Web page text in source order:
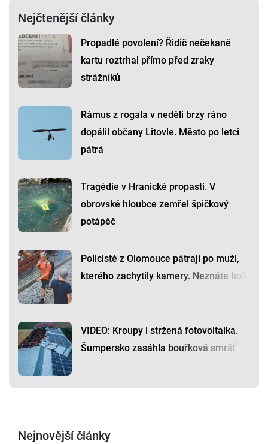
Nejčtenější články
Propadlé povolení? Řidič nečekaně
kartu roztrhal přímo před zraky
strážníků
Rámus z rogala v neděli brzy ráno
dopálil občany Litovle. Město po letci
pátrá
Tragédie v Hranické propasti. V
obrovské hloubce zemřel špičkový
potápěč
Policisté z Olomouce pátrají po muži,
kterého zachytily kamery. Neznáte ho?
VIDEO: Kroupy i stržená fotovoltaika.
Šumpersko zasáhla bouřková smršť
Nejnovější články